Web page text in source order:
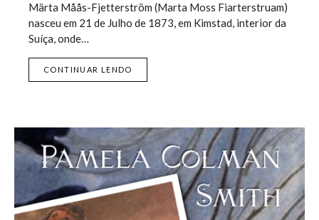
Märta Måås-Fjetterström (Marta Moss Fiarterstruam)
nasceu em 21 de Julho de 1873, em Kimstad, interior da
Suíça, onde…
CONTINUAR LENDO